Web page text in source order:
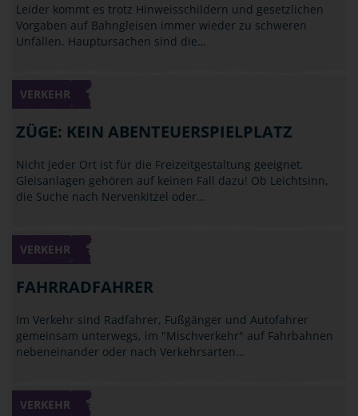
Leider kommt es trotz Hinweisschildern und gesetzlichen
Vorgaben auf Bahngleisen immer wieder zu schweren
Unfällen. Hauptursachen sind die…
VERKEHR
ZÜGE: KEIN ABENTEUERSPIELPLATZ
Nicht jeder Ort ist für die Freizeitgestaltung geeignet.
Gleisanlagen gehören auf keinen Fall dazu! Ob Leichtsinn,
die Suche nach Nervenkitzel oder…
VERKEHR
FAHRRADFAHRER
Im Verkehr sind Radfahrer, Fußgänger und Autofahrer
gemeinsam unterwegs, im "Mischverkehr" auf Fahrbahnen
nebeneinander oder nach Verkehrsarten…
VERKEHR